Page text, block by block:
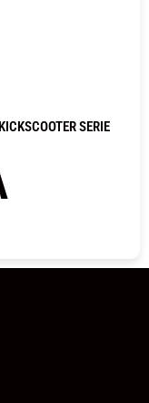
SERIE